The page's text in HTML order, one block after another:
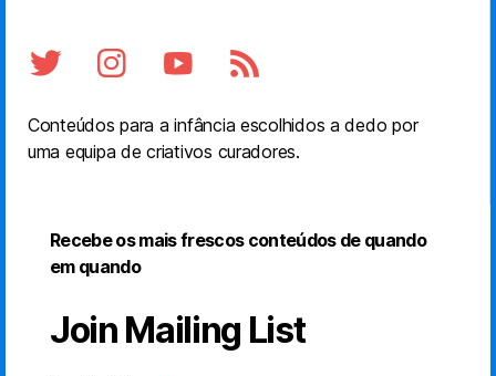
Conteúdos para a infância escolhidos a dedo por
uma equipa de criativos curadores.
Recebe os mais frescos conteúdos de quando
em quando
Join Mailing List